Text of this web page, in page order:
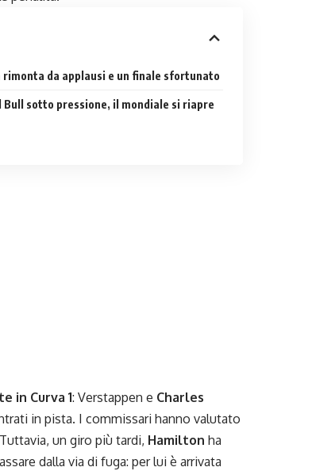
rimonta da applausi e un finale sfortunato
Bull sotto pressione, il mondiale si riapre
in Curva 1: Verstappen e Charles
in pista. I commissari hanno valutato
un giro più tardi, Hamilton ha
dalla via di fuga: per lui è arrivata